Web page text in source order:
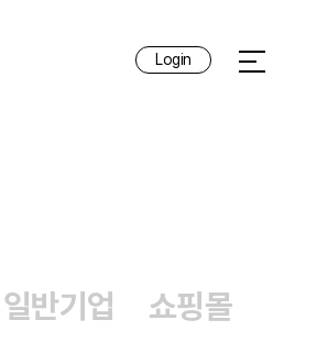
Login
전체메뉴
일반기업 쇼핑몰